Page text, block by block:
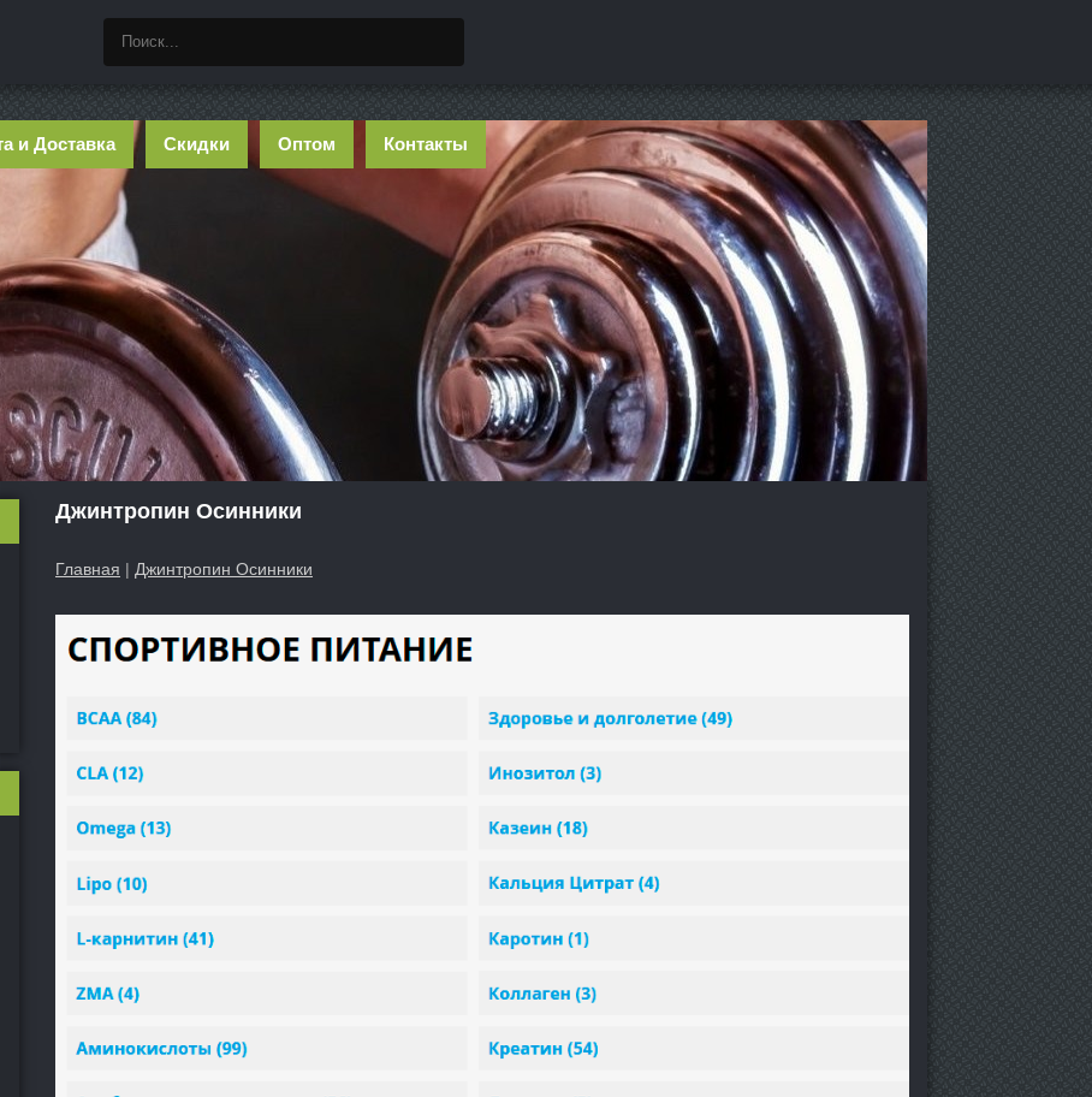
и Доставка Скидки Оптом Контакты
Джинтропин Осинники
Главная | Джинтропин Осинники